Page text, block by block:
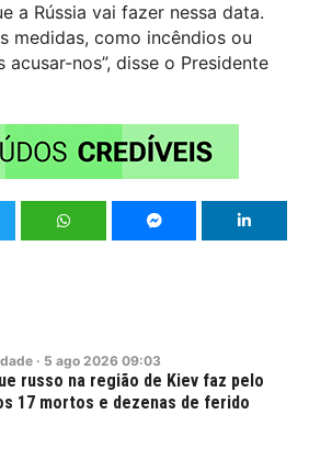
a Rússia vai fazer nessa data.
medidas, como incêndios ou
nos”, disse o Presidente
· 5 ago 2026 09:03
russo na região de Kiev faz pelo
17 mortos e dezenas de ferido